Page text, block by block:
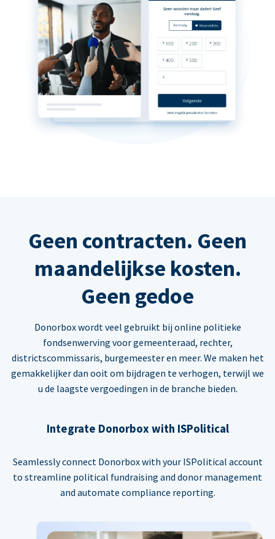
Geen contracten. Geen
maandelijkse kosten.
Geen gedoe
Donorbox wordt veel gebruikt bij online politieke
fondsenwerving voor gemeenteraad, rechter,
districtscommissaris, burgemeester en meer. We maken het
gemakkelijker dan ooit om bijdragen te verhogen, terwijl we
u de laagste vergoedingen in de branche bieden.
Integrate Donorbox with ISPolitical
Seamlessly connect Donorbox with your ISPolitical account
to streamline political fundraising and donor management
and automate compliance reporting.